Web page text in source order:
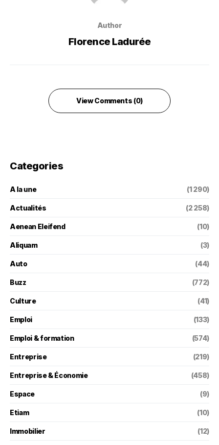
Author
Florence Ladurée
View Comments (0)
Categories
A la une (1 290)
Actualités (2 258)
Aenean Eleifend (10)
Aliquam (3)
Auto (44)
Buzz (772)
Culture (41)
Emploi (133)
Emploi & formation (574)
Entreprise (219)
Entreprise & Économie (458)
Espace (9)
Etiam (10)
Immobilier (12)